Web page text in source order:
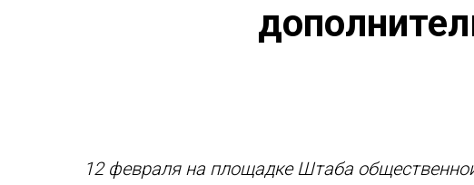
12 февраля на площадке Штаба